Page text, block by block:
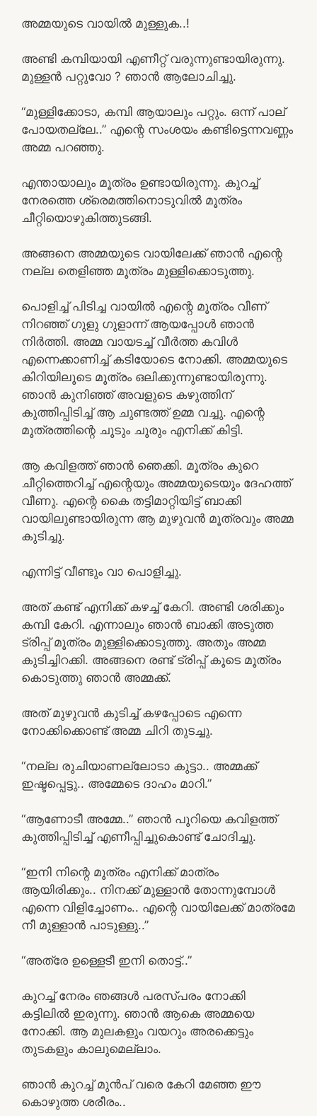
അമ്മയുടെ വായിൽ മുള്ളുക..!
അണ്ടി കമ്പിയായി എണീറ്റ് വരുന്നുണ്ടായിരുന്നു.
മുള്ളൻ പറ്റുവോ ? ഞാൻ ആലോചിച്ചു.
“മുള്ളിക്കോടാ, കമ്പി ആയാലും പറ്റും. ഒന്ന് പാല്
പോയതല്ലേ..” എന്റെ സംശയം കണ്ടിട്ടെന്നവണ്ണം
അമ്മ പറഞ്ഞു.
എന്തായാലും മൂത്രം ഉണ്ടായിരുന്നു. കുറച്ച്
നേരത്തെ ശ്രെമത്തിനൊടുവിൽ മൂത്രം
ചീറ്റിയൊഴുകിത്തുടങ്ങി.
അങ്ങനെ അമ്മയുടെ വായിലേക്ക് ഞാൻ എന്റെ
നല്ല തെളിഞ്ഞ മൂത്രം മുള്ളിക്കൊടുത്തു.
പൊളിച്ച് പിടിച്ച വായിൽ എന്റെ മൂത്രം വീണ്
നിറഞ്ഞ് ഗുളു ഗുളാന്ന് ആയപ്പോൾ ഞാൻ
നിർത്തി. അമ്മ വായടച്ച് വീർത്ത കവിൾ
എന്നെക്കാണിച്ച് കടിയോടെ നോക്കി. അമ്മയുടെ
കിറിയിലൂടെ മൂത്രം ഒലിക്കുന്നുണ്ടായിരുന്നു.
ഞാൻ കുനിഞ്ഞ് അവളുടെ കഴുത്തിന്
കുത്തിപ്പിടിച്ച് ആ ചുണ്ടത്ത് ഉമ്മ വച്ചു. എന്റെ
മൂത്രത്തിന്റെ ചൂടും ചൂരും എനിക്ക് കിട്ടി.
ആ കവിളത്ത് ഞാൻ ഞെക്കി. മൂത്രം കുറെ
ചീറ്റിത്തെറിച്ച് എന്റെയും അമ്മയുടെയും ദേഹത്ത്
വീണു. എന്റെ കൈ തട്ടിമാറ്റിയിട്ട് ബാക്കി
വായിലുണ്ടായിരുന്ന ആ മുഴുവൻ മൂത്രവും അമ്മ
കുടിച്ചു.
എന്നിട്ട് വീണ്ടും വാ പൊളിച്ചു.
അത് കണ്ട് എനിക്ക് കഴച്ച് കേറി. അണ്ടി ശരിക്കും
കമ്പി കേറി. എന്നാലും ഞാൻ ബാക്കി അടുത്ത
ട്രിപ്പ് മൂത്രം മുള്ളിക്കൊടുത്തു. അതും അമ്മ
കുടിച്ചിറക്കി. അങ്ങനെ രണ്ട് ട്രിപ്പ് കൂടെ മൂത്രം
കൊടുത്തു ഞാൻ അമ്മക്ക്.
അത് മുഴുവൻ കുടിച്ച് കഴപ്പോടെ എന്നെ
നോക്കിക്കൊണ്ട് അമ്മ ചിറി തുടച്ചു.
“നല്ല രുചിയാണല്ലോടാ കുട്ടാ.. അമ്മക്ക്
ഇഷ്ടപ്പെട്ടു.. അമ്മേടെ ദാഹം മാറി.”
“ആണോടീ അമ്മേ..” ഞാൻ പൂറിയെ കവിളത്ത്
കുത്തിപ്പിടിച്ച് എണീപ്പിച്ചുകൊണ്ട് ചോദിച്ചു.
“ഇനി നിന്റെ മൂത്രം എനിക്ക് മാത്രം
ആയിരിക്കും.. നിനക്ക് മുള്ളാൻ തോന്നുമ്പോൾ
എന്നെ വിളിച്ചോണം.. എന്റെ വായിലേക്ക് മാത്രമേ
നീ മുള്ളാൻ പാടുള്ളു..”
“അത്രേ ഉള്ളെടീ ഇനി തൊട്ട്..”
കുറച്ച് നേരം ഞങ്ങൾ പരസ്പരം നോക്കി
കട്ടിലിൽ ഇരുന്നു. ഞാൻ ആകെ അമ്മയെ
നോക്കി. ആ മുലകളും വയറും അരക്കെട്ടും
തുടകളും കാലുമെല്ലാം.
ഞാൻ കുറച്ച് മുൻപ് വരെ കേറി മേഞ്ഞ ഈ
കൊഴുത്ത ശരീരം..